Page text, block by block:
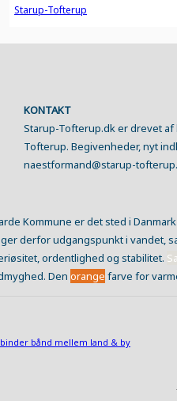
Starup-Tofterup
KONTAKT
Starup-Tofterup.dk er drevet
Tofterup. Begivenheder, nyt
naestformand@starup-
Kommune er det sted i
derfor udgangspunkt i vandet,
ordentlighed og stabilitet.
Den orange farve for
binder bånd mellem land & by